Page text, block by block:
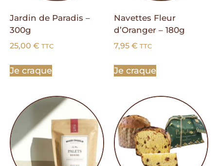
Jardin de Paradis –
300g
25,00 € TTC
Je craque
Navettes Fleur
d’Oranger – 180g
7,95 € TTC
Je craque